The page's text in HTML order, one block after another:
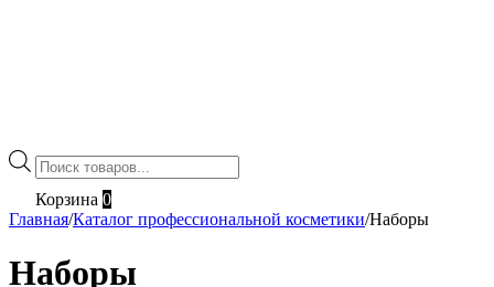
Поиск
товаров
Корзина 0
Главная/Каталог профессиональной косметики/Наборы
Наборы